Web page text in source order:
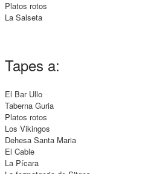
Platos rotos
La Salseta
Tapes a:
El Bar Ullo
Taberna Guria
Platos rotos
Los Vikingos
Dehesa Santa Maria
El Cable
La Pícara